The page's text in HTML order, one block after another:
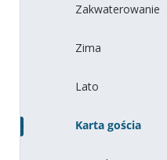
Zakwaterowanie
Zima
Lato
Karta gościa